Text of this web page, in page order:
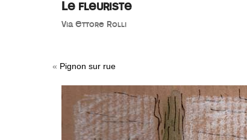
Le fleuriste
Via Ettore Rolli
« Pignon sur rue